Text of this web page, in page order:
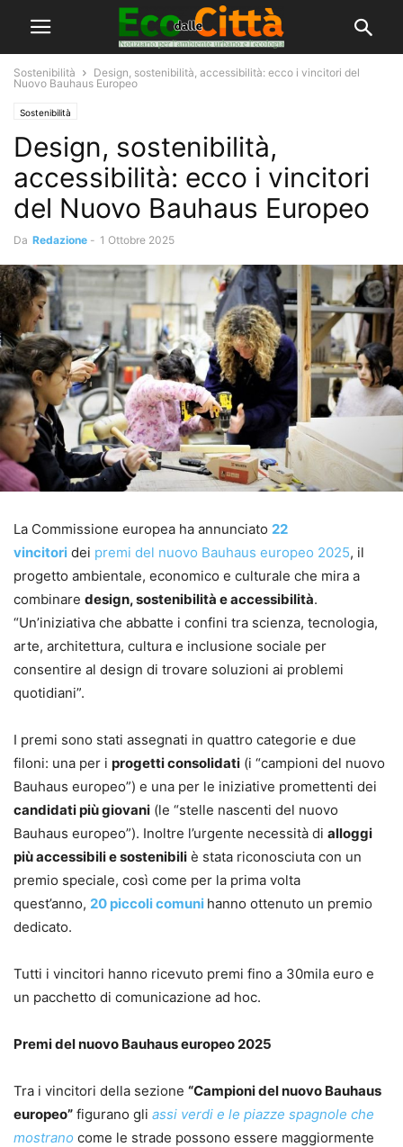
Sostenibilità
Design, sostenibilità, accessibilità: ecco i vincitori del
Nuovo Bauhaus Europeo
Sostenibilità
Design, sostenibilità,
accessibilità: ecco i vincitori
del Nuovo Bauhaus Europeo
Da Redazione - 1 Ottobre 2025
La Commissione europea ha annunciato 22
vincitori dei premi del nuovo Bauhaus europeo 2025, il
progetto ambientale, economico e culturale che mira a
combinare design, sostenibilità e accessibilità.
“Un’iniziativa che abbatte i confini tra scienza, tecnologia,
arte, architettura, cultura e inclusione sociale per
consentire al design di trovare soluzioni ai problemi
quotidiani”.
I premi sono stati assegnati in quattro categorie e due
filoni: una per i progetti consolidati (i “campioni del nuovo
Bauhaus europeo”) e una per le iniziative promettenti dei
candidati più giovani (le “stelle nascenti del nuovo
Bauhaus europeo”). Inoltre l’urgente necessità di alloggi
più accessibili e sostenibili è stata riconosciuta con un
premio speciale, così come per la prima volta
quest’anno, 20 piccoli comuni hanno ottenuto un premio
dedicato.
Tutti i vincitori hanno ricevuto premi fino a 30mila euro e
un pacchetto di comunicazione ad hoc.
Premi del nuovo Bauhaus europeo 2025
Tra i vincitori della sezione “Campioni del nuovo Bauhaus
europeo” figurano gli assi verdi e le piazze spagnole che
mostrano come le strade possono essere maggiormente